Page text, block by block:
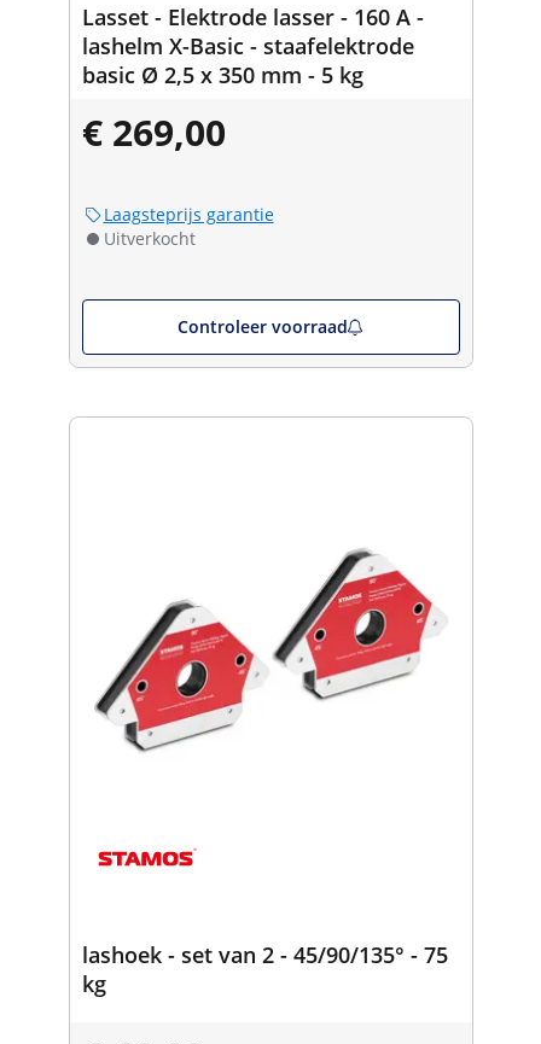
Lasset - Elektrode lasser - 160 A -
lashelm X-Basic - staafelektrode
basic Ø 2,5 x 350 mm - 5 kg
€ 269,00
Laagsteprijs garantie
Uitverkocht
Controleer voorraad
lashoek - set van 2 - 45/90/135° - 75
kg